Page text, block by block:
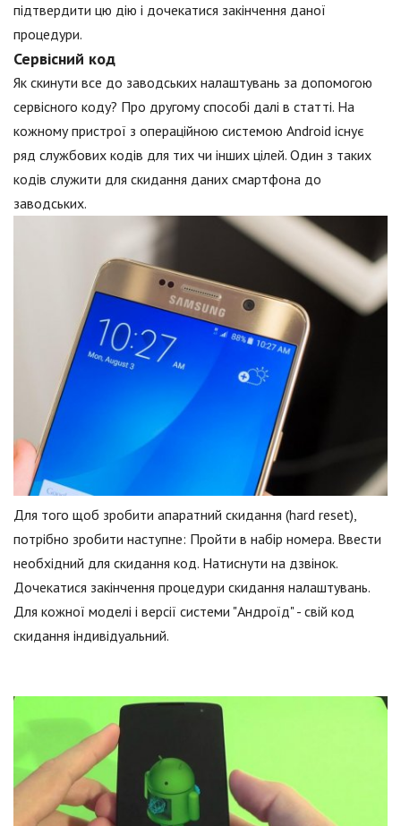
підтвердити цю дію і дочекатися закінчення даної
процедури.
Сервісний код
Як скинути все до заводських налаштувань за допомогою
сервісного коду? Про другому способі далі в статті. На
кожному пристрої з операційною системою Android існує
ряд службових кодів для тих чи інших цілей. Один з таких
кодів служити для скидання даних смартфона до
заводських.
Для того щоб зробити апаратний скидання (hard reset),
потрібно зробити наступне: Пройти в набір номера. Ввести
необхідний для скидання код. Натиснути на дзвінок.
Дочекатися закінчення процедури скидання налаштувань.
Для кожної моделі і версії системи "Андроїд" - свій код
скидання індивідуальний.